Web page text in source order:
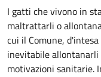
I gatti che vivono in
maltrattarli o
cui il Comune,
inevitabile
motivazioni sanitarie.